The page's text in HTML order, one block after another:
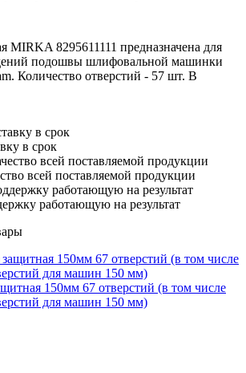
MIRKA 8295611111 предназначена для
подошвы шлифовальной машинки
Количество отверстий - 57 шт. В
в срок
всей поставляемой продукции
работающую на результат
150мм 67 отверстий (в том числе
для машин 150 мм)